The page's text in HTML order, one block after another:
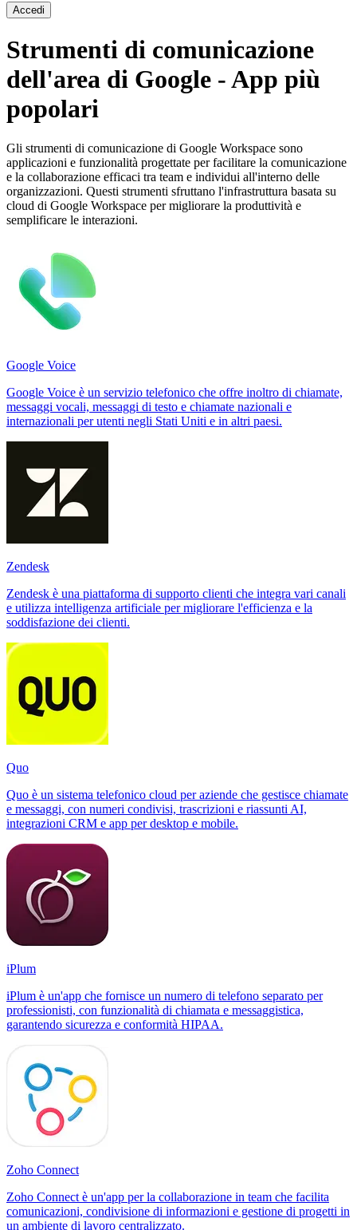
Accedi
Strumenti di comunicazione
dell'area di Google - App più
popolari
Gli strumenti di comunicazione di Google Workspace sono
applicazioni e funzionalità progettate per facilitare la comunicazione
e la collaborazione efficaci tra team e individui all'interno delle
organizzazioni. Questi strumenti sfruttano l'infrastruttura basata su
cloud di Google Workspace per migliorare la produttività e
semplificare le interazioni.
Google Voice
Google Voice è un servizio telefonico che offre inoltro di chiamate,
messaggi vocali, messaggi di testo e chiamate nazionali e
internazionali per utenti negli Stati Uniti e in altri paesi.
Zendesk
Zendesk è una piattaforma di supporto clienti che integra vari canali
e utilizza intelligenza artificiale per migliorare l'efficienza e la
soddisfazione dei clienti.
Quo
Quo è un sistema telefonico cloud per aziende che gestisce chiamate
e messaggi, con numeri condivisi, trascrizioni e riassunti AI,
integrazioni CRM e app per desktop e mobile.
iPlum
iPlum è un'app che fornisce un numero di telefono separato per
professionisti, con funzionalità di chiamata e messaggistica,
garantendo sicurezza e conformità HIPAA.
Zoho Connect
Zoho Connect è un'app per la collaborazione in team che facilita
comunicazioni, condivisione di informazioni e gestione di progetti in
un ambiente di lavoro centralizzato.